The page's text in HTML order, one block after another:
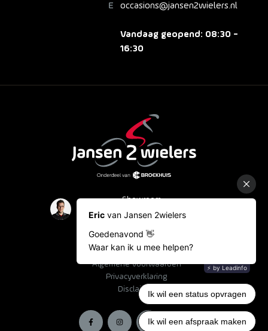
occasions@jansen2wielers.nl
Vandaag geopend: 08:30 -
16:30
Showroom
Occasions
Bestelinformatie
Algemene voorwaarden
Privacyverklaring
Disclaimer